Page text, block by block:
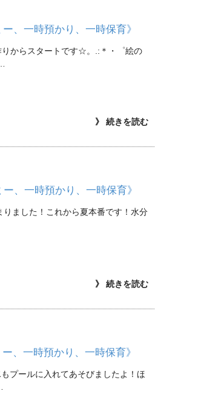
、一時預かり、一時保育》
りからスタートです☆。.:＊・゜絵の
》 続きを読む
、一時預かり、一時保育》
ました！これから夏本番です！水分
》 続きを読む
、一時預かり、一時保育》
プールに入れてあそびましたよ！ほ